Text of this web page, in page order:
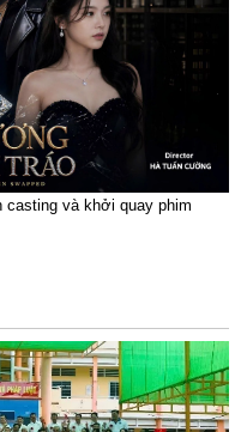
casting và khởi quay phim